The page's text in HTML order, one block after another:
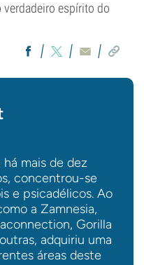
verdadeiro espírito do
mais de dez
concentrou-se
e psicadélicos. Ao
a Zamnesia,
Gorilla
adquiriu uma
áreas deste